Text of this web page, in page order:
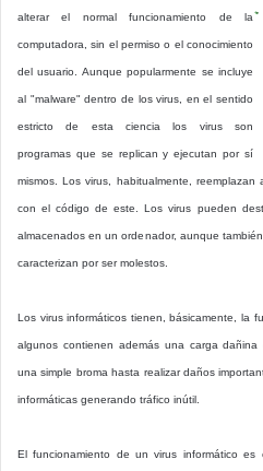
alterar el normal funcionamiento de la
computadora, sin el permiso o el conocimiento
del usuario. Aunque popularmente se incluye
al "malware" dentro de los virus, en el sentido
estricto de esta ciencia los virus son
programas que se replican y ejecutan por sí
mismos. Los virus, habitualmente,
con el código de este. Los virus pueden
almacenados en un ordenador, aunque
caracterizan por ser molestos.
Los virus informáticos tienen, básicamente, la
algunos contienen además una carga
una simple broma hasta realizar daños
informáticas generando tráfico inútil.
El funcionamiento de un virus informático es